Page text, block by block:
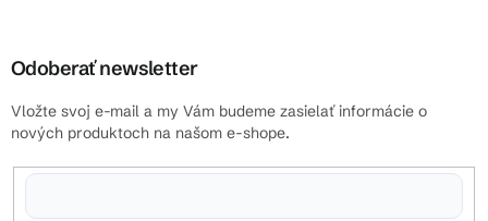
Odoberať newsletter
Vložte svoj e-mail a my Vám budeme zasielať informácie o
nových produktoch na našom e-shope.